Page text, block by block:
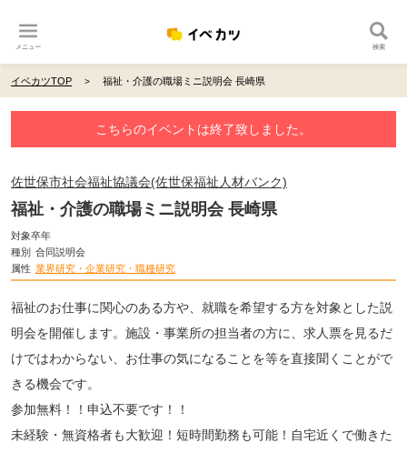
メニュー 検索
イベカツTOP 福祉・介護の職場ミニ説明会 長崎県
こちらのイベントは終了致しました。
佐世保市社会福祉協議会(佐世保福祉人材バンク)
福祉・介護の職場ミニ説明会 長崎県
対象卒年
種別 合同説明会
属性 業界研究・企業研究・職種研究
福祉のお仕事に関心のある方や、就職を希望する方を対象とした説
明会を開催します。施設・事業所の担当者の方に、求人票を見るだ
けではわからない、お仕事の気になることを等を直接聞くことがで
きる機会です。
参加無料！！申込不要です！！
未経験・無資格者も大歓迎！短時間勤務も可能！自宅近くで働きた